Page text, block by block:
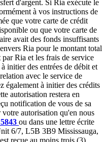
d'argent. Si Ria exécute le
à vos instructions de
que votre carte de crédit
ou que votre carte de
avait des fonds insuffisants
Ria pour le montant total
Ria et les frais de service
initier des entrées de débit et
avec le service de
également à initier des crédits
autorisation restera en
notification de vous de sa
autorisation qu'en nous
ou dans une lettre écrite
6/7, L5B 3B9 Mississauga,